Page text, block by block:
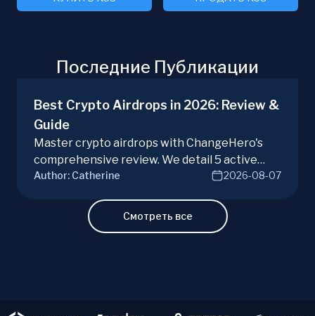
Последние Публикации
Best Crypto Airdrops in 2026: Review &
Guide
Master crypto airdrops with ChangeHero's
comprehensive review. We detail 5 active
campaigns, risks, benefits, and a vital checklist
Learn more.
Author: Catherine 2026-08-07
Смотреть все